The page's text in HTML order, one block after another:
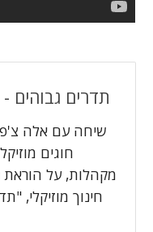
תדרים גבוהים
שיחה עם אלה
חוגים
מקהלות, על הוראת
חינוך מוזיקלי,